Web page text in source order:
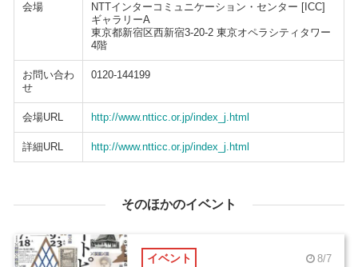
会場
NTTインターコミュニケーション・センター [ICC]
ギャラリーA
東京都新宿区西新宿3-20-2 東京オペラシティタワー
4階
お問い合わ
せ
0120-144199
会場URL http://www.ntticc.or.jp/index_j.html
詳細URL http://www.ntticc.or.jp/index_j.html
そのほかのイベント
イベント 8/7